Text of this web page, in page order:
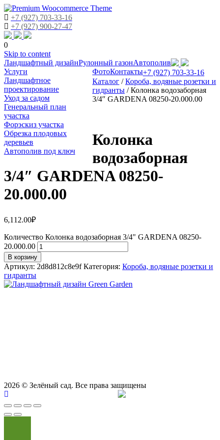
+7 (927) 703-33-16
+7 (927) 900-27-47
0
Skip to content
Ландшафтный дизайнРулонный газонАвтополив
Услуги
Ландшафтное
проектирование
Уход за садом
Генеральный план
участка
Форэскиз участка
Обрезка плодовых
деревьев
Автополив под ключ
ФотоКонтакты+7 (927) 703-33-16
Каталог /Короба, водяные розетки и
гидранты /Колонка водозаборная
3/4″ GARDENA 08250-20.000.00
Колонка
водозаборная
3/4″ GARDENA 08250-
20.000.00
6,112.00₽
Количество Колонка водозаборная 3/4" GARDENA 08250-
20.000.00
В корзину
Артикул: 2d8d812c8e9f Категория: Короба, водяные розетки и
гидранты
2026 © Зелёный сад. Все права защищены